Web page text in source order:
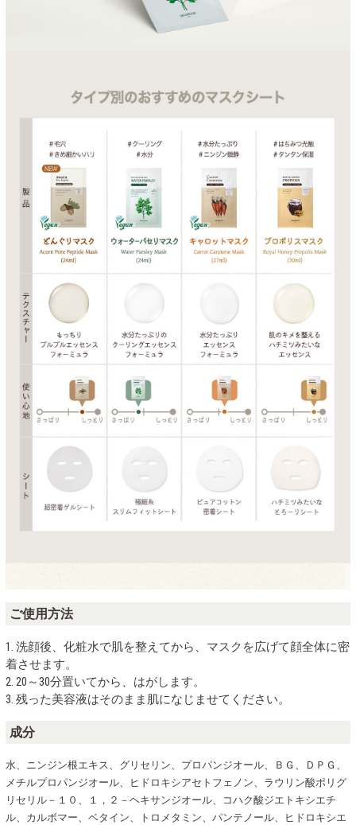
ご使用方法
1. 洗顔後、化粧水で肌を整えてから、マスクを広げて顔全体に密
着させます。
2. 20～30分置いてから、はがします。
3. 残った美容液はそのまま肌になじませてください。
成分
水、ニンジン根エキス、グリセリン、プロパンジオール、ＢＧ、ＤＰＧ、
メチルプロパンジオール、ヒドロキシアセトフェノン、ラウリン酸ポリグ
リセリル－１０、１，２－ヘキサンジオール、コハク酸ジエトキシエチ
ル、カルボマー、ベタイン、トロメタミン、パンテノール、ヒドロキシエ